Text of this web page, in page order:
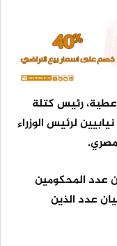
عطية، رئيس كتلة
لرئيس الوزراء
عدد المحكومين
العفو العام لسنه 2024 وبيان عدد الذين